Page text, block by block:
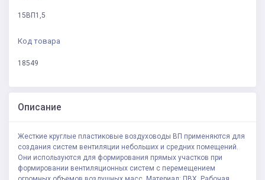
15ВП1,5
Код товара
18549
Описание
Жесткие круглые пластиковые воздуховоды ВП применяются для
создания систем вентиляции небольших и средних помещений.
Они используются для формирования прямых участков при
формировании вентиляционных систем с перемещением